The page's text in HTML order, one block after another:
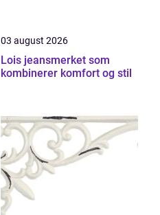
03 august 2026
Lois jeansmerket som
kombinerer komfort og stil